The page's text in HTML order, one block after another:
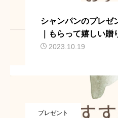
シャンパンのプレゼ
｜もらって嬉しい贈
2023.10.19
プレゼント